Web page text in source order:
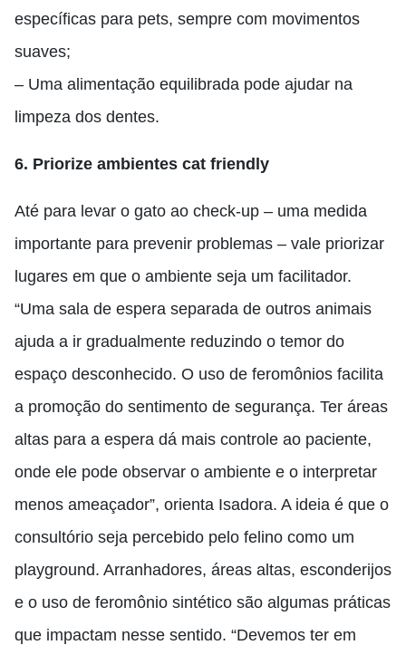
específicas para pets, sempre com movimentos
suaves;
– Uma alimentação equilibrada pode ajudar na
limpeza dos dentes.
6. Priorize ambientes cat friendly
Até para levar o gato ao check-up – uma medida
importante para prevenir problemas – vale priorizar
lugares em que o ambiente seja um facilitador.
“Uma sala de espera separada de outros animais
ajuda a ir gradualmente reduzindo o temor do
espaço desconhecido. O uso de feromônios facilita
a promoção do sentimento de segurança. Ter áreas
altas para a espera dá mais controle ao paciente,
onde ele pode observar o ambiente e o interpretar
menos ameaçador”, orienta Isadora. A ideia é que o
consultório seja percebido pelo felino como um
playground. Arranhadores, áreas altas, esconderijos
e o uso de feromônio sintético são algumas práticas
que impactam nesse sentido. “Devemos ter em